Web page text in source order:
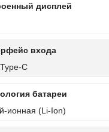
дисплей
входа
C
батареи
(Li‑Ion)